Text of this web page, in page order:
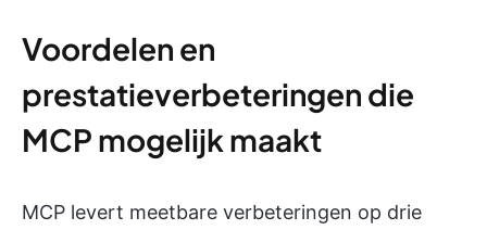
Voordelen en
prestatieverbeteringen die
MCP mogelijk maakt
MCP levert meetbare verbeteringen op drie